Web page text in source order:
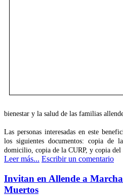
bienestar y la salud de las familias
Las personas interesadas en este
los siguientes documentos: copia de
domicilio, copia de la CURP, y copia del
Leer más... Escribir un comentario
Invitan en Allende a
Muertos